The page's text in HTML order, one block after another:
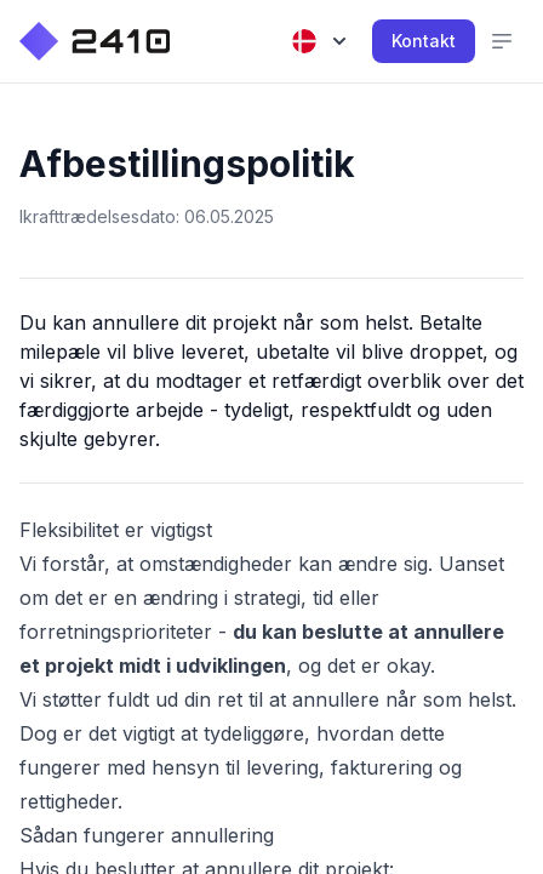
Kontakt
Afbestillingspolitik
Ikrafttrædelsesdato: 06.05.2025
Du kan annullere dit projekt når som helst. Betalte
milepæle vil blive leveret, ubetalte vil blive droppet, og
vi sikrer, at du modtager et retfærdigt overblik over det
færdiggjorte arbejde - tydeligt, respektfuldt og uden
skjulte gebyrer.
Fleksibilitet er vigtigst
Vi forstår, at omstændigheder kan ændre sig. Uanset
om det er en ændring i strategi, tid eller
forretningsprioriteter - du kan beslutte at annullere
et projekt midt i udviklingen, og det er okay.
Vi støtter fuldt ud din ret til at annullere når som helst.
Dog er det vigtigt at tydeliggøre, hvordan dette
fungerer med hensyn til levering, fakturering og
rettigheder.
Sådan fungerer annullering
Hvis du beslutter at annullere dit projekt: